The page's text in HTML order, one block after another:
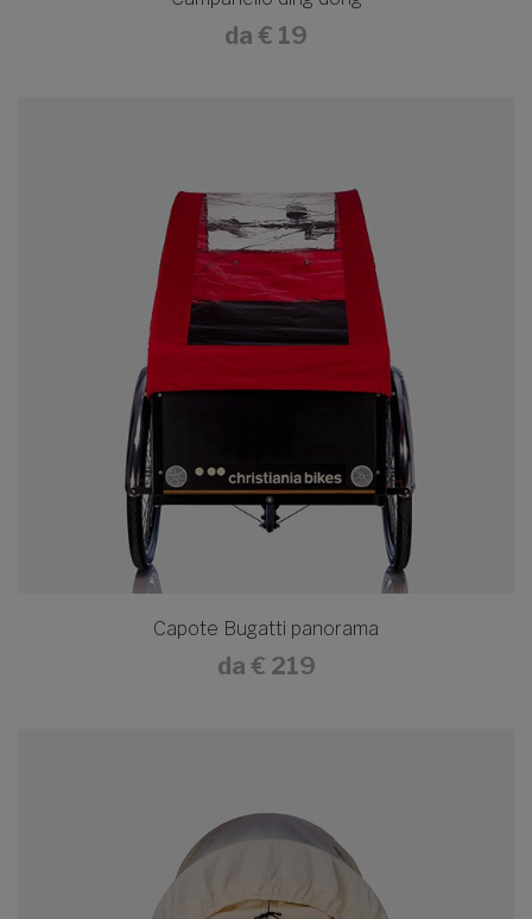
da € 19
Capote Bugatti panorama
da € 219